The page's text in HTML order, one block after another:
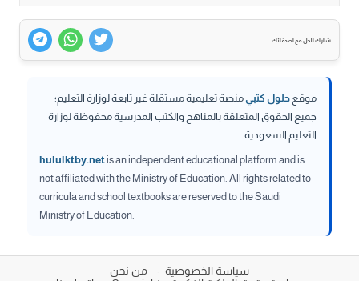
شارك الحل مع اصدقائك
موقع حلول كتبيمنصة تعليمية مستقلة غير تابعة لوزارة التعليم؛
جميع الحقوق المتعلقة بالمناهج والكتب المدرسية محفوظة لوزارة
التعليم السعودية.
hululktby.netis an independent educational platform and is
not affiliated with the Ministry of Education. All rights related to
curricula and school textbooks are reserved to the Saudi
Ministry of Education.
سياسة الخصوصية
من نحن